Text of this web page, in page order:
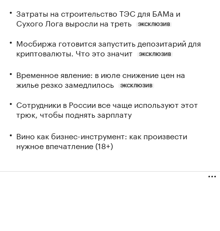
Затраты на строительство ТЭС для БАМа и
Сухого Лога выросли на треть
ЭКСКЛЮЗИВ
Мосбиржа готовится запустить депозитарий для
криптовалюты. Что это значит
ЭКСКЛЮЗИВ
Временное явление: в июле снижение цен на
жилье резко замедлилось
ЭКСКЛЮЗИВ
Сотрудники в России все чаще используют этот
трюк, чтобы поднять зарплату
Вино как бизнес-инструмент: как произвести
нужное впечатление (18+)